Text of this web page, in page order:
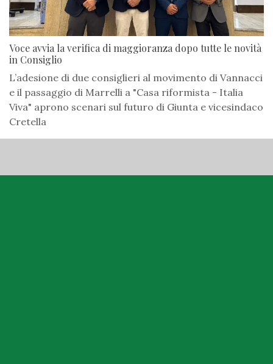
Voce avvia la verifica di maggioranza dopo tutte le novità
in Consiglio
L’adesione di due consiglieri al movimento di Vannacci
e il passaggio di Marrelli a "Casa riformista - Italia
Viva" aprono scenari sul futuro di Giunta e vicesindaco
Cretella